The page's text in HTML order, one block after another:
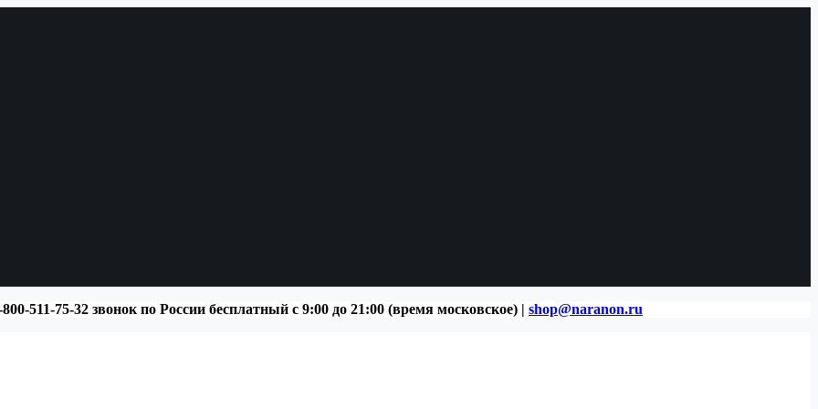
511-75-32 звонок по России бесплатный с 9:00 до 21:00 (время московское) | shop@naranon.ru